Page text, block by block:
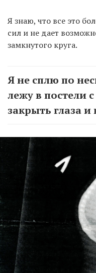
Я знаю, что все это
сил и не дает
замкнутого круга.
Я не сплю по
лежу в постели
закрыть глаза и